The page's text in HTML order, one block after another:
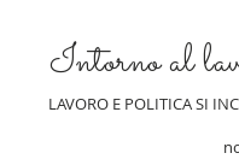
Intorno al
LAVORO E POLITICA SI